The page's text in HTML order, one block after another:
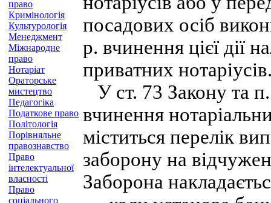
право
Кримінологія
Культурологія
Менеджмент
Міжнародне
право
Нотаріат
Ораторське
мистецтво
Педагогіка
Податкове право
Політологія
Порівняльне
правознавство
Право
інтелектуальної
власності
Право
соціального
посадових осіб
р. вчинення цієї дії
приватних
У ст. 73 Закону та
вчинення
міститься перелік
заборону на
Заборона